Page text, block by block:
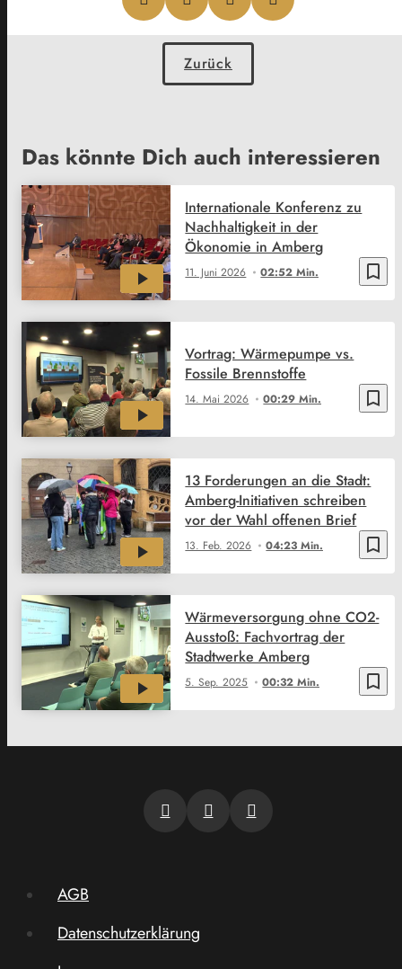
Zurück
Das könnte Dich auch interessieren
bookmark_border
11. Juni 2026 02:52 Min.
Internationale Konferenz zu
Nachhaltigkeit in der
Ökonomie in Amberg
bookmark_border
14. Mai 2026 00:29 Min.
Vortrag: Wärmepumpe vs.
Fossile Brennstoffe
bookmark_border
13. Feb. 2026 04:23 Min.
13 Forderungen an die Stadt:
Amberg-Initiativen schreiben
vor der Wahl offenen Brief
bookmark_border
5. Sep. 2025 00:32 Min.
Wärmeversorgung ohne CO2-
Ausstoß: Fachvortrag der
Stadtwerke Amberg
AGB
Datenschutzerklärung